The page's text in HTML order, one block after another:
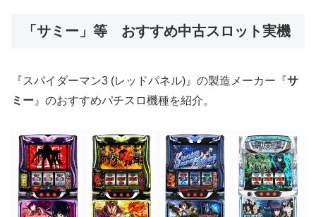
「サミー」等 おすすめ中古スロット実機
『スパイダーマン3 (レッドパネル)』の製造メーカー『サ
ミー 』のおすすめパチスロ機種を紹介。